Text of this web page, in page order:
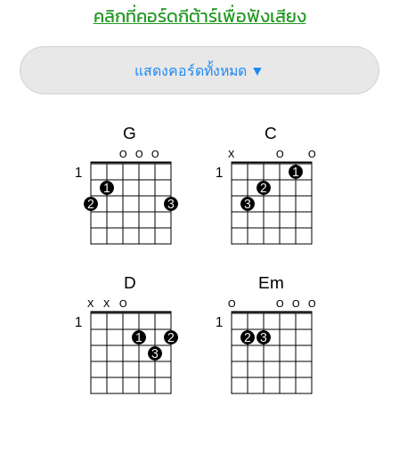
คลิกที่คอร์ดกีต้าร์เพื่อฟังเสียง
แสดงคอร์ดทั้งหมด ▼
G
O O O
1
1
2
3
C
X O O
1
1
2
3
D
X X O
1
1
2
3
Em
O O O O
1
2 3